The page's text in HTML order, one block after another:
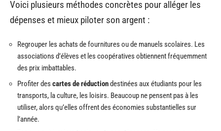
Voici plusieurs méthodes concrètes pour alléger les
dépenses et mieux piloter son argent :
Regrouper les achats de fournitures ou de manuels scolaires. Les
associations d’élèves et les coopératives obtiennent fréquemment
des prix imbattables.
Profiter des cartes de réductiondestinées aux étudiants pour les
transports, la culture, les loisirs. Beaucoup ne pensent pas à les
utiliser, alors qu’elles offrent des économies substantielles sur
l’année.